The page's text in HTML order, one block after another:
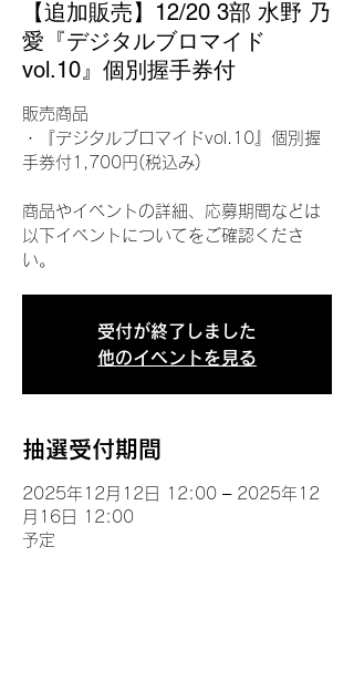
【追加販売】12/20 3部 水野 乃
愛『デジタルブロマイド
vol.10』個別握手券付
販売商品
・『デジタルブロマイドvol.10』個別握
手券付1,700円(税込み)
商品やイベントの詳細、応募期間などは
以下イベントについてをご確認くださ
い。
受付が終了しました
他のイベントを見る
抽選受付期間
2025年12月12日 12:00 – 2025年12
月16日 12:00
予定